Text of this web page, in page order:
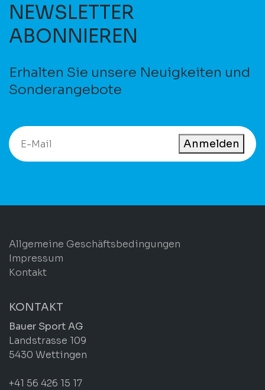
NEWSLETTER
ABONNIEREN
Erhalten Sie unsere Neuigkeiten und
Sonderangebote
Anmelden
Allgemeine Geschäftsbedingungen
Impressum
Kontakt
KONTAKT
Bauer Sport AG
Landstrasse 109
5430 Wettingen
+41 56 426 15 17